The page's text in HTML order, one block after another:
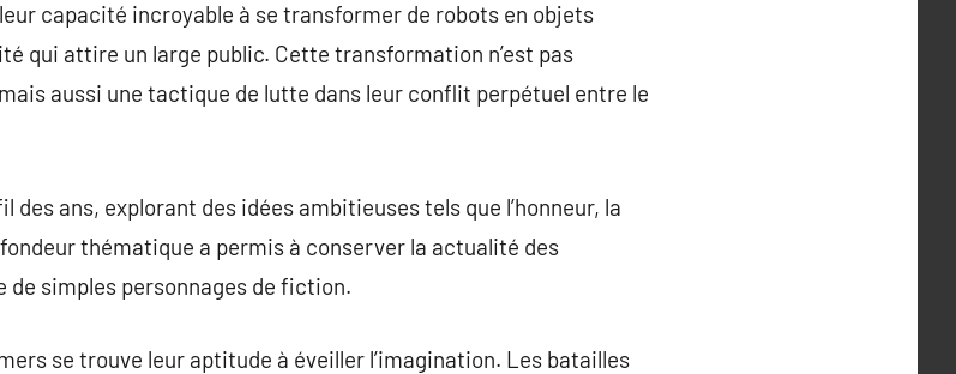
capacité incroyable à se transformer de robots en objets
qui attire un large public. Cette transformation n’est pas
aussi une tactique de lutte dans leur conflit perpétuel entre le
des ans, explorant des idées ambitieuses tels que l’honneur, la
thématique a permis à conserver la actualité des
de simples personnages de fiction.
se trouve leur aptitude à éveiller l’imagination. Les batailles